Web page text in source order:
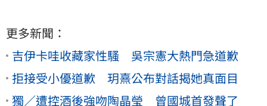
更多新聞：
吉伊卡哇收藏家性騷 吳宗憲大熱門急道歉
拒接受小優道歉 玥熹公布對話揭她真面目
獨／遭控酒後強吻陶晶瑩 曾國城首發聲了